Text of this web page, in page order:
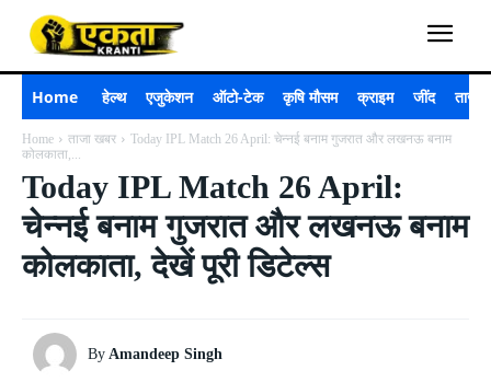
Home हेल्थ एजुकेशन ऑटो-टेक कृषि मौसम क्राइम जींद ताजा
Home ताजा खबर
Today IPL Match 26 April: चेन्नई बनाम गुजरात और लखनऊ बनाम
कोलकाता,...
Today IPL Match 26 April:
चेन्नई बनाम गुजरात और लखनऊ बनाम
कोलकाता, देखें पूरी डिटेल्स
By Amandeep Singh